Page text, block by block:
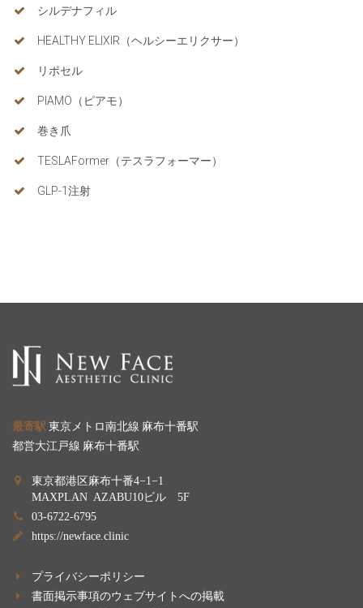
シルデナフィル
HEALTHY ELIXIR（ヘルシーエリクサー）
リポセル
PIAMO（ピアモ）
巻き爪
TESLAFormer（テスラフォーマー）
GLP-1注射
最寄駅東京メトロ南北線 麻布十番駅
都営大江戸線 麻布十番駅
東京都港区麻布十番4−1−1
MAXPLAN AZABU10ビル 5F
03-6722-6795
https://newface.clinic
プライバシーポリシー
書面掲示事項のウェブサイトへの掲載